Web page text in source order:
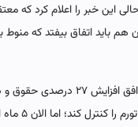
این خبر را اعلام کرد که
هم باید اتفاق بیفتد که
استدلال کسانی که موافق
بود که